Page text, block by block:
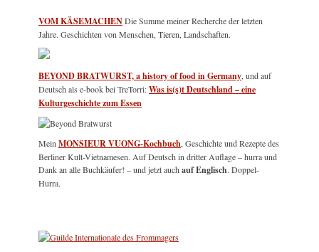
VOM KÄSEMACHENDie Summe meiner Recherche der letzten
Jahre. Geschichten von Menschen, Tieren, Landschaften.
BEYOND BRATWURST, a history of food in Germany , und auf
Deutsch als e-book bei TreTorri:Was is(s)t Deutschland – eine
Kulturgeschichte zum Essen
Mein MONSIEUR VUONG-Kochbuch , Geschichte und Rezepte des
Berliner Kult-Vietnamesen. Auf Deutsch in dritter Auflage – hurra und
Dank an alle Buchkäufer! – und jetzt auch auf Englisch. Doppel-
Hurra.